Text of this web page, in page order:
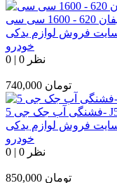
سی سی
فروش لوازم یدکی
خودرو
0 | 0 نظر
740,000 تومان
فروش لوازم یدکی
خودرو
0 | 0 نظر
850,000 تومان